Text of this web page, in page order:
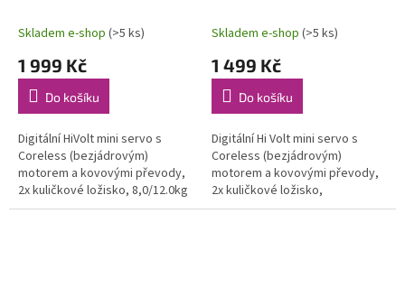
Skladem e-shop (>5 ks)
1 999 Kč
Do košíku
Digitální HiVolt mini servo s
Coreless (bezjádrovým)
motorem a kovovými převody,
2x kuličkové ložisko, 8,0/12.0kg
při 6,0/7,4V a 0,065/0,055s na
Skladem e-shop (>5 ks)
1 499 Kč
Do košíku
Digitální Hi Volt mini servo s
Coreless (bezjádrovým)
motorem a kovovými převody,
2x kuličkové ložisko,
2,5/4.0/6,0kg při 6,0/7,4V a